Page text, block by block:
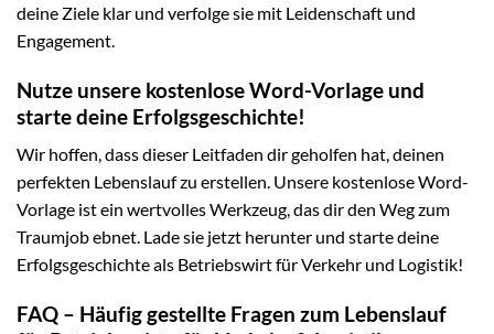
deine Ziele klar und verfolge sie mit Leidenschaft und
Engagement.
Nutze unsere kostenlose Word-Vorlage und
starte deine Erfolgsgeschichte!
Wir hoffen, dass dieser Leitfaden dir geholfen hat, deinen
perfekten Lebenslauf zu erstellen. Unsere kostenlose Word-
Vorlage ist ein wertvolles Werkzeug, das dir den Weg zum
Traumjob ebnet. Lade sie jetzt herunter und starte deine
Erfolgsgeschichte als Betriebswirt für Verkehr und Logistik!
FAQ – Häufig gestellte Fragen zum Lebenslauf